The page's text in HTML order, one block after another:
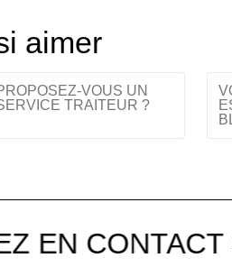
aimer
VOUS UN
TRAITEUR ?
EN CONTACT